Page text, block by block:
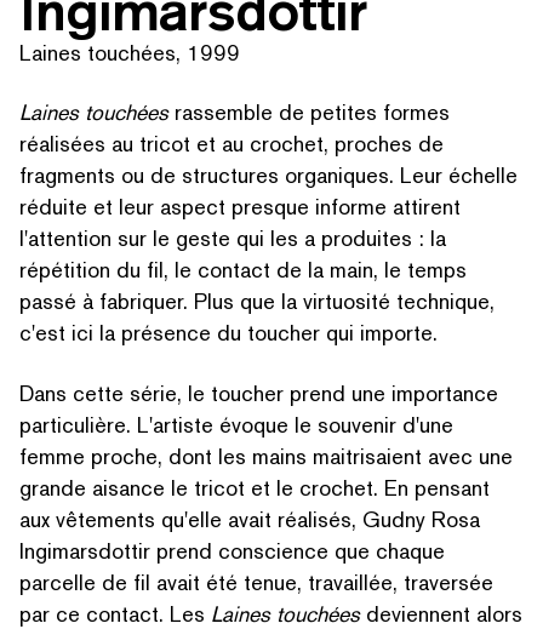
Laines touchées, 1999
Laines touchéesrassemble de petites formes
réalisées au tricot et au crochet, proches de
fragments ou de structures organiques. Leur échelle
réduite et leur aspect presque informe attirent
l'attention sur le geste qui les a produites : la
répétition du fil, le contact de la main, le temps
passé à fabriquer. Plus que la virtuosité technique,
c'est ici la présence du toucher qui importe.
Dans cette série, le toucher prend une importance
par­ti­c­ulière. L'artiste évoque le souvenir d'une
femme proche, dont les mains maitri­saient avec une
grande aisance le tricot et le crochet. En pensant
aux vêtements qu'elle avait réalisés, Gudny Rosa
Ingi­mars­dot­tir prend conscience que chaque
parcelle de fil avait été tenue, travaillée, traversée
par ce contact. Les Laines touchéesdeviennent alors